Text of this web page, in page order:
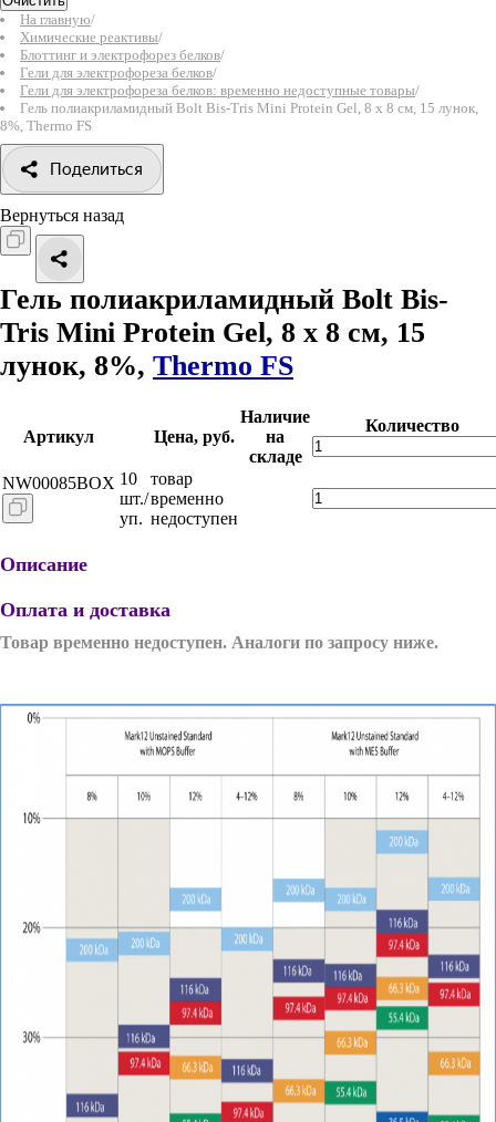
На главную/
Химические реактивы/
Блоттинг и электрофорез белков/
Гели для электрофореза белков/
Гели для электрофореза белков: временно недоступные товары/
Гель полиакриламидный Bolt Bis-Tris Mini Protein Gel, 8 х 8 см, 15 лунок,
8%, Thermo FS
Поделиться
Вернуться назад
Гель полиакриламидный Bolt Bis-
Tris Mini Protein Gel, 8 х 8 см, 15
лунок, 8%, Thermo FS
Артикул Цена, руб.
Наличие
на
складе
Количество
NW00085BOX 10
шт./
уп.
товар
временно
недоступен
Описание
Оплата и доставка
Товар временно недоступен. Аналоги по запросу ниже.